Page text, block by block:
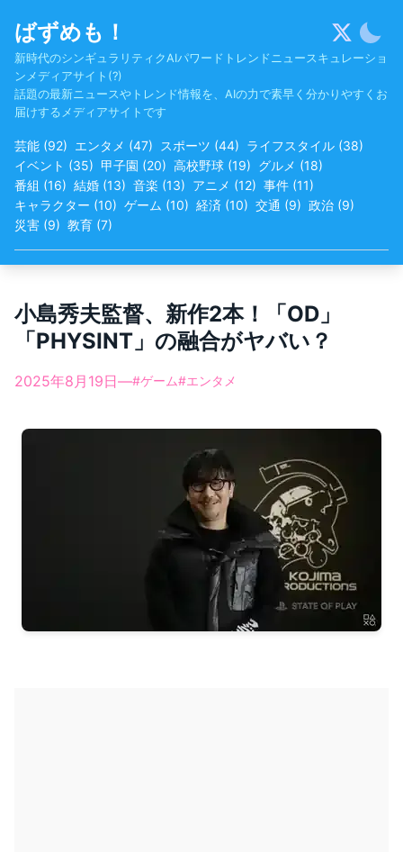
content
ばずめも！
新時代のシンギュラリティクAIパワードトレンドニュースキュレーショ
ンメディアサイト(?)
話題の最新ニュースやトレンド情報を、AIの力で素早く分かりやすくお
届けするメディアサイトです
芸能 (92) エンタメ (47) スポーツ (44) ライフスタイル (38)
イベント (35) 甲子園 (20) 高校野球 (19) グルメ (18)
番組 (16) 結婚 (13) 音楽 (13) アニメ (12) 事件 (11)
キャラクター (10) ゲーム (10) 経済 (10) 交通 (9) 政治 (9)
災害 (9) 教育 (7)
小島秀夫監督、新作2本！「OD」
「PHYSINT」の融合がヤバい？
2025年8月19日—#ゲーム#エンタメ